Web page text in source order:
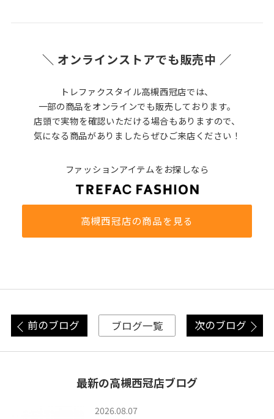
＼ オンラインストアでも販売中 ／
トレファクスタイル高槻西冠店では、
一部の商品をオンラインでも販売しております。
店頭で実物を確認いただける場合もありますので、
気になる商品がありましたらぜひご来店ください！
ファッションアイテムをお探しなら
高槻西冠店の商品を見る
前のブログ ブログ一覧 次のブログ
最新の高槻西冠店ブログ
2026.08.07